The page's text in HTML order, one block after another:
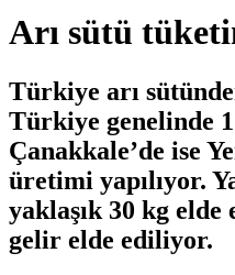
Arı sütü
Türkiye arı
Türkiye genelinde
Çanakkale’de ise
üretimi yapılıyor.
yaklaşık 30 kg
gelir elde ediliyor.